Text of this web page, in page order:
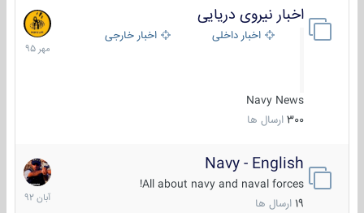
اخبار نیروی دریایی
اخبار داخلی اخبار خارجی
Navy News
300 ارسال ها
27
مهر
1395
Navy - English
All about navy and naval forces!
ارسال ها
22
آبان
1392